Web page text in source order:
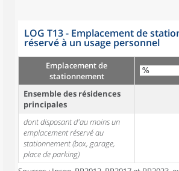
LOG T13 - Emplacement de
réservé à un usage personnel
Emplacement de
stationnement
Ensemble des résidences
principales
dont disposant d'au moins un
emplacement réservé au
stationnement (box, garage,
place de parking)